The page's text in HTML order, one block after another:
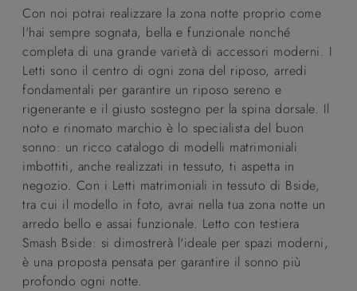
Con noi potrai realizzare la zona notte proprio come
l'hai sempre sognata, bella e funzionale nonché
completa di una grande varietà di accessori moderni. I
Letti sono il centro di ogni zona del riposo, arredi
fondamentali per garantire un riposo sereno e
rigenerante e il giusto sostegno per la spina dorsale. Il
noto e rinomato marchio è lo specialista del buon
sonno: un ricco catalogo di modelli matrimoniali
imbottiti, anche realizzati in tessuto, ti aspetta in
negozio. Con i Letti matrimoniali in tessuto di Bside,
tra cui il modello in foto, avrai nella tua zona notte un
arredo bello e assai funzionale. Letto con testiera
Smash Bside: si dimostrerà l'ideale per spazi moderni,
è una proposta pensata per garantire il sonno più
profondo ogni notte.